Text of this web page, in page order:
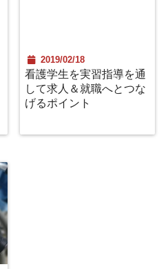
2019/02/18
看護学生を実習指導を通
して求人＆就職へとつな
げるポイント